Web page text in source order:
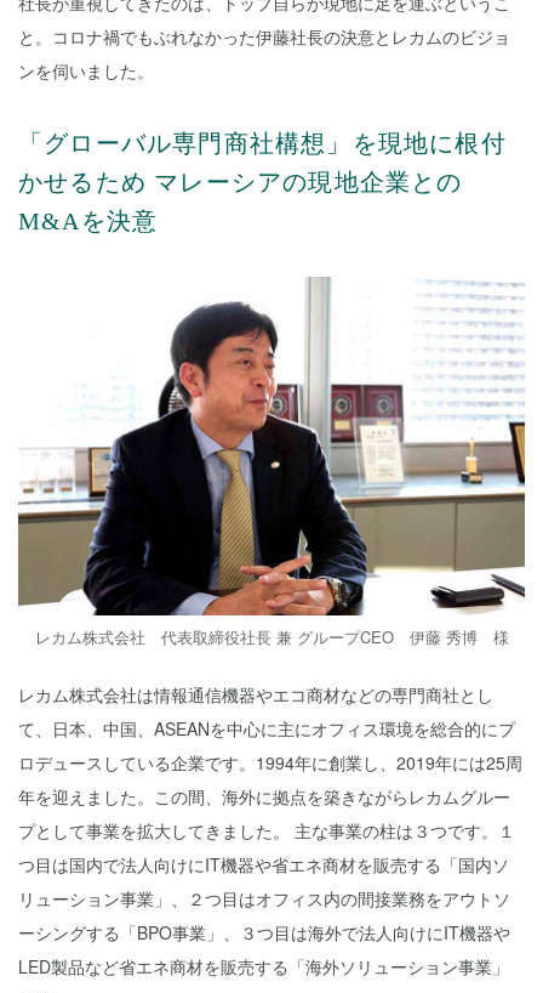
と。コロナ禍でもぶれなかった伊藤社長の決意とレカムのビジョ
ンを伺いました。
「グローバル専門商社構想」を現地に根付
かせるため マレーシアの現地企業との
M&Aを決意
レカム株式会社 代表取締役社長 兼 グループCEO 伊藤 秀博 様
レカム株式会社は情報通信機器やエコ商材などの専門商社とし
て、日本、中国、ASEANを中心に主にオフィス環境を総合的にプ
ロデュースしている企業です。1994年に創業し、2019年には25周
年を迎えました。この間、海外に拠点を築きながらレカムグルー
プとして事業を拡大してきました。 主な事業の柱は３つです。１
つ目は国内で法人向けにIT機器や省エネ商材を販売する「国内ソ
リューション事業」、２つ目はオフィス内の間接業務をアウトソ
ーシングする「BPO事業」、３つ目は海外で法人向けにIT機器や
LED製品など省エネ商材を販売する「海外ソリューション事業」